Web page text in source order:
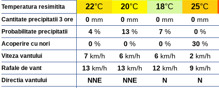
Temperatura resimitita 22°C 20°C 18°C 25°C
Cantitate precipitatii 3 ore 0 mm 0 mm 0 mm 0 mm
Probabilitate precipitatii 4 % 13 % 7 % 0 %
Acoperire cu nori 0 % 0 % 0 % 30 %
Viteza vantului 7km/h 6km/h 6km/h 2km/h
Rafale de vant 13km/h 13km/h 12km/h 9km/h
Directia vantului NNE NNE N N